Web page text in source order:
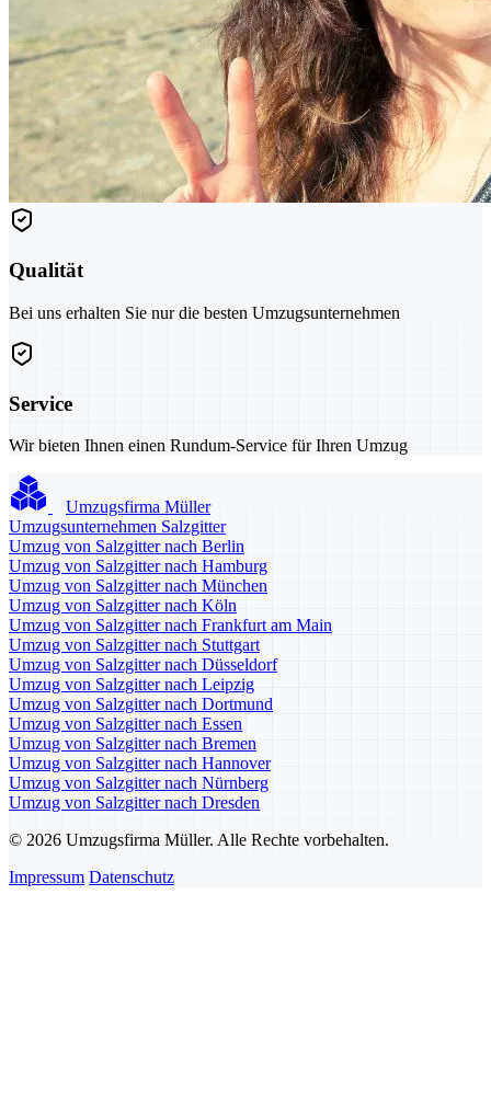
Qualität
Bei uns erhalten Sie nur die besten Umzugsunternehmen
Service
Wir bieten Ihnen einen Rundum-Service für Ihren Umzug
Umzugsfirma Müller
Umzugsunternehmen Salzgitter
Umzug von Salzgitter nach Berlin
Umzug von Salzgitter nach Hamburg
Umzug von Salzgitter nach München
Umzug von Salzgitter nach Köln
Umzug von Salzgitter nach Frankfurt am Main
Umzug von Salzgitter nach Stuttgart
Umzug von Salzgitter nach Düsseldorf
Umzug von Salzgitter nach Leipzig
Umzug von Salzgitter nach Dortmund
Umzug von Salzgitter nach Essen
Umzug von Salzgitter nach Bremen
Umzug von Salzgitter nach Hannover
Umzug von Salzgitter nach Nürnberg
Umzug von Salzgitter nach Dresden
© 2026 Umzugsfirma Müller. Alle Rechte vorbehalten.
Impressum Datenschutz